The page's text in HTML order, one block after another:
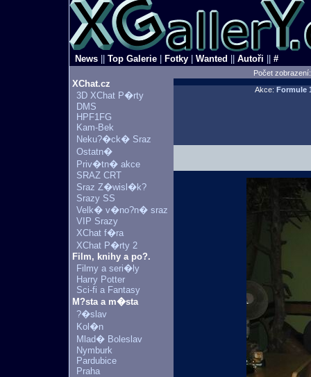
News Top Galerie Fotky Wanted Autoři #
Počet
XChat.cz
3D XChat P�rty
DMS
HPF1FG
Kam-Bek
Neku?�ck� Sraz
Ostatn�
Priv�tn� akce
SRAZ CRT
Sraz Z�wisl�k?
Srazy SS
Velk� v�no?n� sraz
VIP Srazy
XChat f�ra
XChat P�rty 2
Film, knihy a po?.
Filmy a seri�ly
Harry Potter
Sci-fi a Fantasy
M?sta a m�sta
?�slav
Kol�n
Mlad� Boleslav
Nymburk
Pardubice
Praha
Akce: Formule